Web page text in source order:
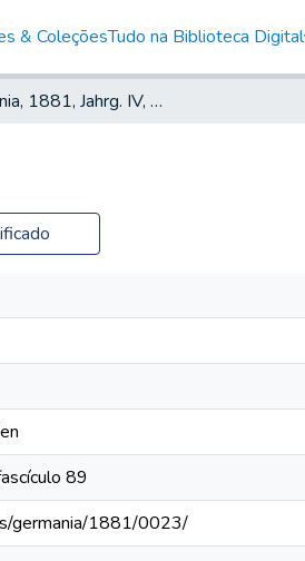
& ColeçõesTudo na Biblioteca Digital
Germania, 1881, Jahrg. IV, nr. 023
89
germania/1881/0023/